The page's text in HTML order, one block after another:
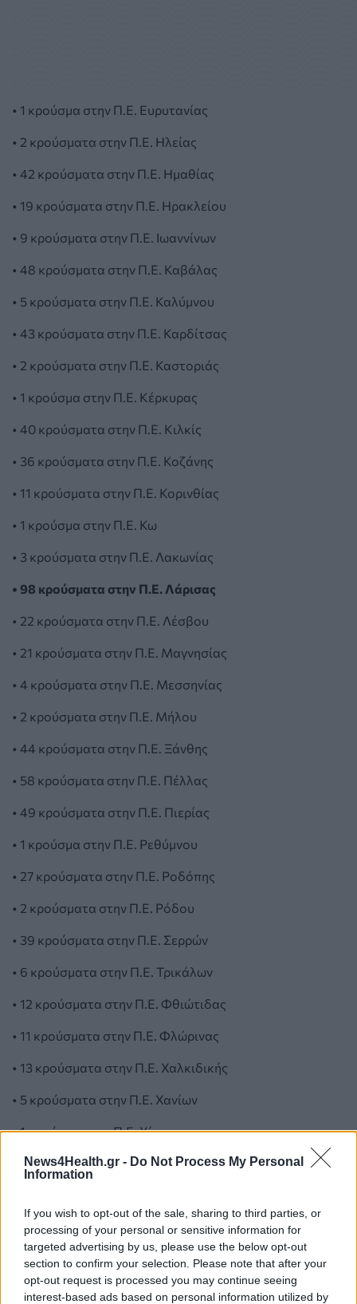
News4Health.gr - Do Not Process My Personal
Information
If you wish to opt-out of the sale, sharing to third parties, or
processing of your personal or sensitive information for
targeted advertising by us, please use the below opt-out
section to confirm your selection. Please note that after your
opt-out request is processed you may continue seeing
interest-based ads based on personal information utilized by
• 1 κρούσμα στην Π.Ε. Ευρυτανίας
• 2 κρούσματα στην Π.Ε. Ηλείας
• 42 κρούσματα στην Π.Ε. Ημαθίας
• 19 κρούσματα στην Π.Ε. Ηρακλείου
• 9 κρούσματα στην Π.Ε. Ιωαννίνων
• 48 κρούσματα στην Π.Ε. Καβάλας
• 5 κρούσματα στην Π.Ε. Καλύμνου
• 43 κρούσματα στην Π.Ε. Καρδίτσας
• 2 κρούσματα στην Π.Ε. Καστοριάς
• 1 κρούσμα στην Π.Ε. Κέρκυρας
• 40 κρούσματα στην Π.Ε. Κιλκίς
• 36 κρούσματα στην Π.Ε. Κοζάνης
• 11 κρούσματα στην Π.Ε. Κορινθίας
• 1 κρούσμα στην Π.Ε. Κω
• 3 κρούσματα στην Π.Ε. Λακωνίας
• 98 κρούσματα στην Π.Ε. Λάρισας
• 22 κρούσματα στην Π.Ε. Λέσβου
• 21 κρούσματα στην Π.Ε. Μαγνησίας
• 4 κρούσματα στην Π.Ε. Μεσσηνίας
• 2 κρούσματα στην Π.Ε. Μήλου
• 44 κρούσματα στην Π.Ε. Ξάνθης
• 58 κρούσματα στην Π.Ε. Πέλλας
• 49 κρούσματα στην Π.Ε. Πιερίας
• 1 κρούσμα στην Π.Ε. Ρεθύμνου
• 27 κρούσματα στην Π.Ε. Ροδόπης
• 2 κρούσματα στην Π.Ε. Ρόδου
• 39 κρούσματα στην Π.Ε. Σερρών
• 6 κρούσματα στην Π.Ε. Τρικάλων
• 12 κρούσματα στην Π.Ε. Φθιώτιδας
• 11 κρούσματα στην Π.Ε. Φλώρινας
• 13 κρούσματα στην Π.Ε. Χαλκιδικής
• 5 κρούσματα στην Π.Ε. Χανίων
• 1 κρούσμα στην Π.Ε. Χίου
15 κρούσματα βρίσκονται υπό διερεύνηση.